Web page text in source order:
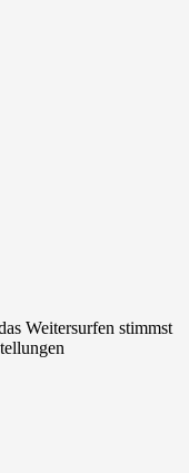
Weitersurfen stimmst